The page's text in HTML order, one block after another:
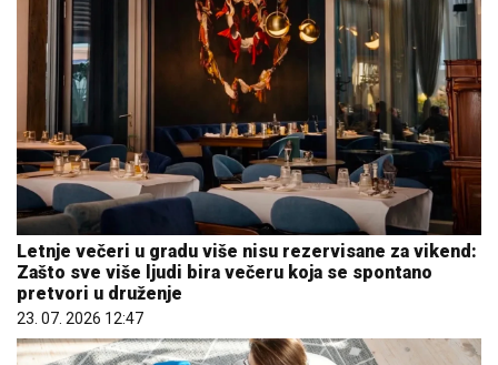
Letnje večeri u gradu više nisu rezervisane za vikend:
Zašto sve više ljudi bira večeru koja se spontano
pretvori u druženje
23. 07. 2026 12:47